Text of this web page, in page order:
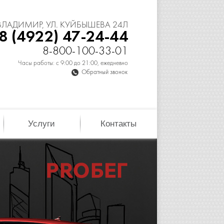
УЛ. КУЙБЫШЕВА 24Л
(4922) 47-24-44
8-800-100-33-01
Часы работы: с 9:00 до 21:00, ежедневно
Обратный звонок
Услуги Контакты